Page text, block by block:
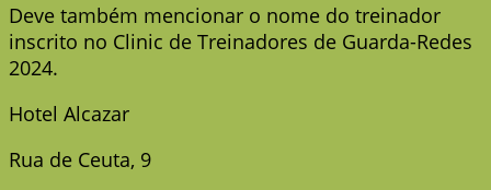
Deve também mencionar o nome do treinador
inscrito no Clinic de Treinadores de Guarda-Redes
2024.
Hotel Alcazar
Rua de Ceuta, 9